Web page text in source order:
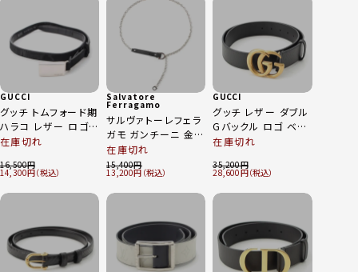
GUCCI
グッチ トムフォード期
ハラコ レザー ロゴ
ナロー ベルト ブラッ
在庫切れ
16,500
14,300
Salvatore
Ferragamo
サルヴァトーレフェラ
ガモ ガンチーニ 金具
レザー切替 チェーン
ベルト ブラック シル
バー
在庫切れ
15,400
13,200
GUCCI
グッチ レザー ダブル
Gバックル ロゴ ベル
ト 525040 ブラック
在庫切れ
35,200
28,600